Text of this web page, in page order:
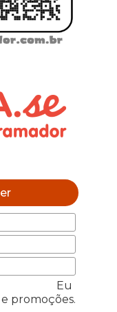
Eu
promoções.